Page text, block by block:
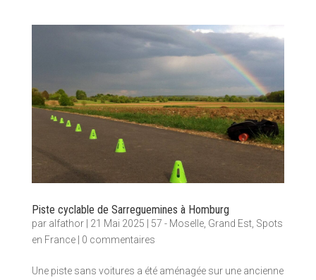
Piste cyclable de Sarreguemines à Homburg
par alfathor| 21 Mai 2025 57 - Moselle, Grand Est, Spots
en France| 0 commentaires
Une piste sans voitures a été aménagée sur une ancienne